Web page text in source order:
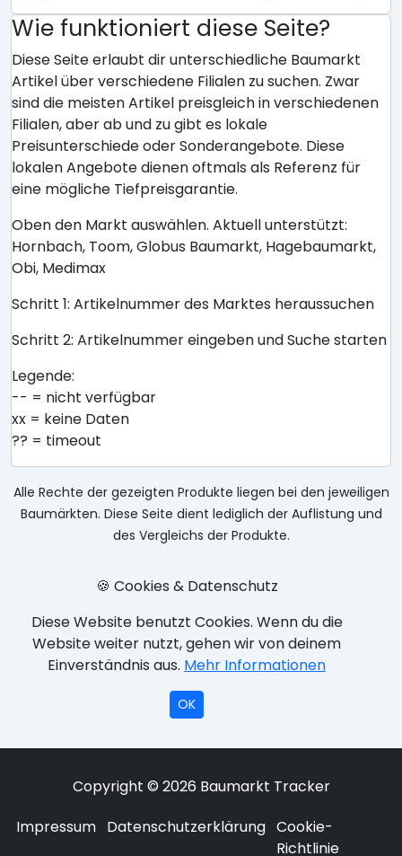
Wie funktioniert diese Seite?
Diese Seite erlaubt dir unterschiedliche Baumarkt
Artikel über verschiedene Filialen zu suchen. Zwar
sind die meisten Artikel preisgleich in verschiedenen
Filialen, aber ab und zu gibt es lokale
Preisunterschiede oder Sonderangebote. Diese
lokalen Angebote dienen oftmals als Referenz für
eine mögliche Tiefpreisgarantie.
Oben den Markt auswählen. Aktuell unterstützt:
Hornbach, Toom, Globus Baumarkt, Hagebaumarkt,
Obi, Medimax
Schritt 1: Artikelnummer des Marktes heraussuchen
Schritt 2: Artikelnummer eingeben und Suche starten
Legende:
-- = nicht verfügbar
xx = keine Daten
?? = timeout
Alle Rechte der gezeigten Produkte liegen bei den jeweiligen
Baumärkten. Diese Seite dient lediglich der Auflistung und
des Vergleichs der Produkte.
🍪 Cookies & Datenschutz
Diese Website benutzt Cookies. Wenn du die
Website weiter nutzt, gehen wir von deinem
Einverständnis aus. Mehr Informationen
OK
Copyright © 2026 Baumarkt Tracker
Impressum Datenschutzerklärung Cookie-
Richtlinie